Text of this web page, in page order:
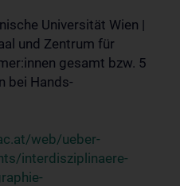
Universität Wien |
und Zentrum für
gesamt bzw. 5
bei Hands-
web/ueber-
interdisziplinaere-